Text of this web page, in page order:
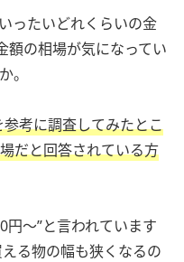
ったいどれくらいの金
額の相場が気になってい
。
考に調査してみたとこ
だと回答されている方
円～”と言われています
る物の幅も狭くなるの